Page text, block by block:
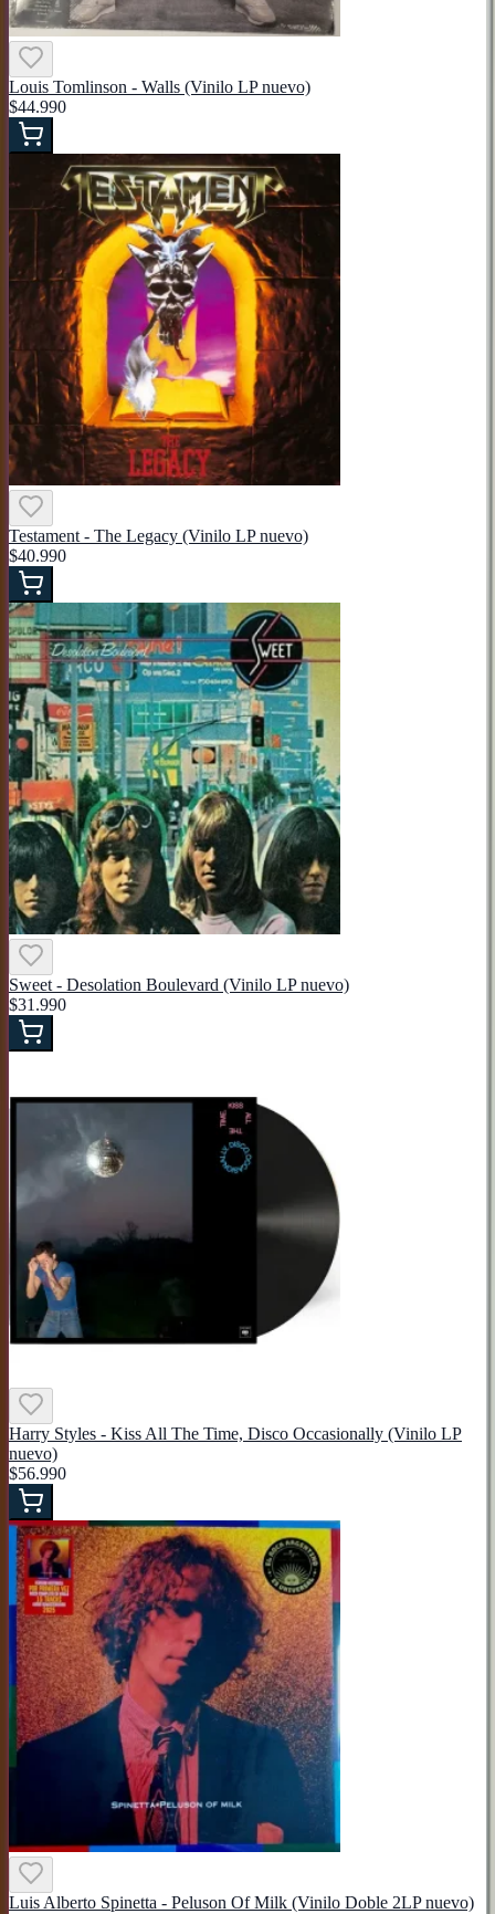
Louis Tomlinson - Walls (Vinilo LP nuevo)
$44.990
Testament - The Legacy (Vinilo LP nuevo)
$40.990
Sweet - Desolation Boulevard (Vinilo LP nuevo)
$31.990
Harry Styles - Kiss All The Time, Disco Occasionally (Vinilo LP
nuevo)
$56.990
Luis Alberto Spinetta - Peluson Of Milk (Vinilo Doble 2LP nuevo)